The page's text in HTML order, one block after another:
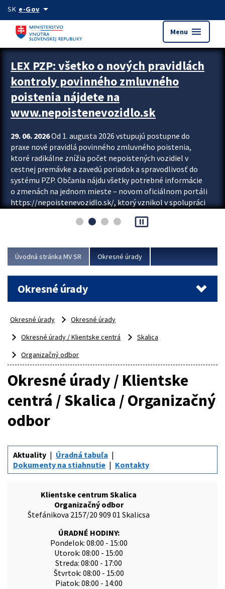
Preskocit na hlavný obsah
SK e-Govarrow_drop_down
Menu menu
Zastavit automatický posun upútavok
LEX PZP: všetko o nových pravidlách
kontroly povinného zmluvného
poistenia nájdete na
www.nepoistenevozidlo.sk
29. 06. 2026Od 1. augusta 2026 vstupujú postupne do
praxe nové pravidlá povinného zmluvného poistenia,
ktoré radikálne znížia počet nepoistených vozidiel v
cestnej premávke a zavedú poriadok a spravodlivosť do
systému PZP. Občania nájdu všetky potrebné informácie
o zmenách na jednom mieste – novom oficiálnom portáli
https://nepoistenevozidlo.sk/, ktorý vznikol v spolupráci
asociácie poisťovní (SLASPO) a Ministerstva vnútra SR.
Viac
pause_presentation
Úvodná stránka MV SR Okresné úrady
Okresné úrady
Okresné úrady
Okresné úrady
Okresné úrady / Klientske centrá
Skalica
Organizačný odbor
Okresné úrady / Klientske
centrá / Skalica / Organizačný
odbor
Aktuality
Úradná tabuľa
Dokumenty na stiahnutie
Kontakty
Klientske centrum Skalica
Organizačný odbor
Štefánikova 2157/20 909 01 Skalicsa
ÚRADNÉ HODINY:
Pondelok: 08:00 - 15:00
Utorok: 08:00 - 15:00
Streda: 08:00 - 17:00
Štvrtok: 08:00 - 15:00
Piatok: 08:00 - 14:00